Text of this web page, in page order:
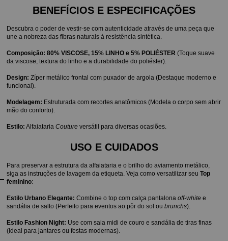
BENEFÍCIOS E ESPECIFICAÇÕES
Descubra o poder de vestir-se com autenticidade através de uma peça que
une a nobreza das fibras naturais à resistência sintética.
Composição: 80% VISCOSE, 15% LINHO e 5% POLIÉSTER (Toque suave
da viscose, textura do linho e a durabilidade do poliéster).
Design: Zíper metálico frontal com puxador de argola (Destaque moderno e
funcional).
Modelagem: Estruturada com recortes anatômicos (Modela o corpo sem abrir
mão do conforto).
Estilo: Alfaiataria Couture versátil para diversas ocasiões.
USO E CUIDADOS
Para preservar a estrutura da alfaiataria e o brilho do aviamento metálico,
siga as instruções de lavagem da etiqueta. Veja como versatilizar seu Top
feminino:
Estilo Urbano Elegante: Combine o top com calça pantalona off-white e
sandália de salto (Perfeito para eventos ao pôr do sol ou brunchs).
Estilo Fashion Night: Use com saia midi de couro e sandália de tiras finas
(Ideal para jantares ou festas modernas).